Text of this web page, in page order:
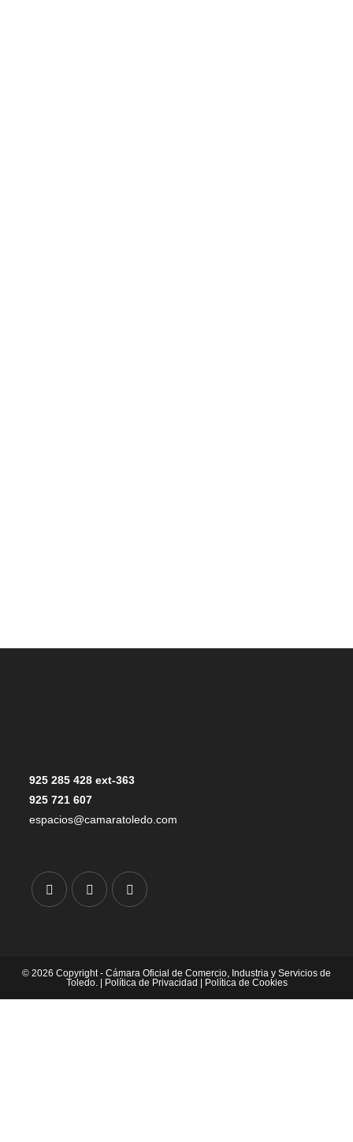
925 285 428 ext-363
925 721 607
espacios@camaratoledo.com
© 2026 Copyright - Cámara Oficial de Comercio, Industria y Servicios de
Toledo. | Política de Privacidad | Política de Cookies